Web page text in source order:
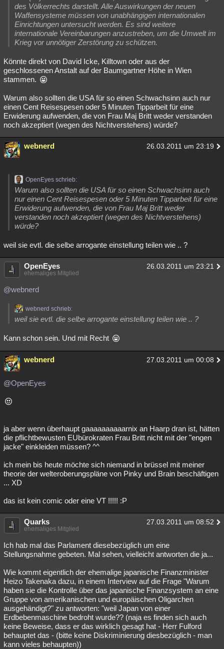
des Völkerrechts darstellt. Alle Auswirkungen der neuen
Waffensysteme müssen von unabhängigen internationalen
Einrichtungen untersucht werden. Es sind weitere
internationale Vereinbarungen anzustreben, um die Umwelt im
Krieg vor unnötiger Zerstörung zu schützen.
Könnte direkt von David Icke, Killtown oder aus der
geschlossenen Anstalt auf der Baumgartner Höhe in Wien
stammen.
Warum also sollten die USA für so einen Schwachsinn auch nur
einen Cent Reisespesen oder 5 Minuten Tipparbeit für eine
Erwiderung aufwenden, die von Frau Maj Britt weder verstanden
noch akzeptiert (wegen des Nichtverstehens) würde?
webnerd 26.03.2011 um 23:19
OpenEyes schrieb:
Warum also sollten die USA für so einen Schwachsinn auch
nur einen Cent Reisespesen oder 5 Minuten Tipparbeit für eine
Erwiderung aufwenden, die von Frau Maj Britt weder
verstanden noch akzeptiert (wegen des Nichtverstehens)
würde?
weil sie evtl. die selbe arrogante einstellung teilen wie .. ?
OpenEyes 26.03.2011 um 23:21
ehemaliges Mitglied
@webnerd
webnerd schrieb:
weil sie evtl. die selbe arrogante einstellung teilen wie .. ?
Kann schon sein. Und mit Recht
webnerd 27.03.2011 um 00:08
@OpenEyes
ja aber wenn überhaupt gaaaaaaaaaarnix an Haarp dran ist, hätten
die pflichtbewusten EUbürokraten Frau Britt nicht mit der "engen
jacke" einkleiden müssen? ^^
ich mein bis heute möchte sich niemand in brüssel mit meiner
theorie der welteroberungspläne von Pinky und Brain beschäftigen
... XD
das ist kein comic oder eine VT !!!!! :P
Quarks 27.03.2011 um 08:52
ehemaliges Mitglied
Ich hab mal das Parlament diesebezüglich um eine
Stellungsnahme gebeten. Mal sehen, vielleicht antworten die ja...
Wie kommt eigentlich der ehemalige japanische Finanzminister
Heizo Takenaka dazu, in einem Interview auf die Frage "Warum
haben sie die Kontrolle über das japanische Finanzsystem an eine
Gruppe von amerikanischen und europäischen Oligarchen
ausgehändigt?" zu antworten: "weil Japan von einer
Erdbebenmaschine bedroht wurde?? (naja es finden sich auch
keine Beweise, dass er das wirklich gesagt hat - Herr Fulford
behauptet das - (bitte keine Diskriminierung diesbezüglich - man
kann vieles behaupten))